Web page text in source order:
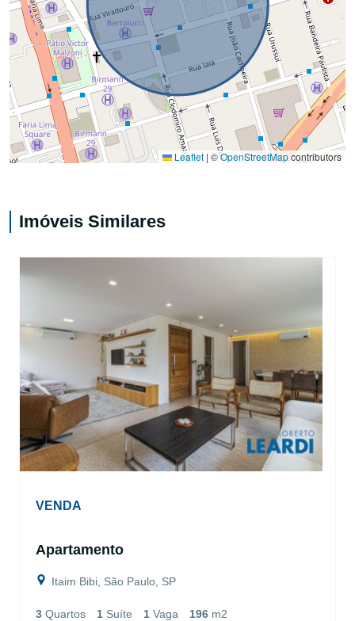
Leaflet | ©OpenStreetMapcontributors
Imóveis Similares
VENDA
Apartamento
Itaim Bibi, São Paulo, SP
3 Quartos 1 Suíte 1 Vaga 196 m2